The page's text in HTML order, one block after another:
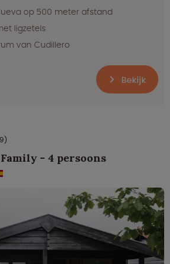
op 500 meter afstand
ligzetels
van Cudillero
Bekijk
- 4 persoons